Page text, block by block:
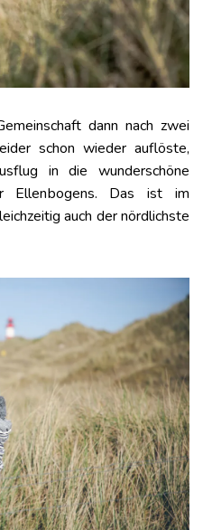
dann nach zwei
schon wieder auflöste,
in die wunderschöne
Ellenbogens. Das ist im
auch der nördlichste